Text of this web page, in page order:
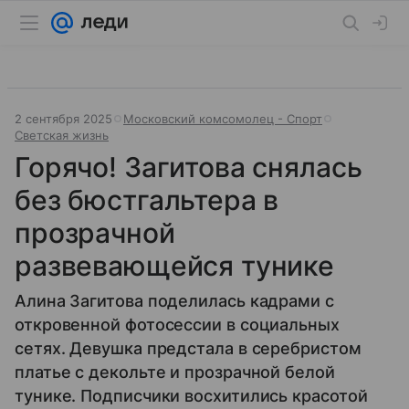
2 сентября 2025
Московский комсомолец - Спорт
Светская жизнь
Горячо! Загитова снялась
без бюстгальтера в
прозрачной
развевающейся тунике
Алина Загитова поделилась кадрами с
откровенной фотосессии в социальных
сетях. Девушка предстала в серебристом
платье с декольте и прозрачной белой
тунике. Подписчики восхитились красотой